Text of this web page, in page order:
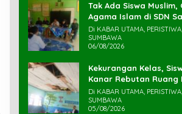
Tak Ada Siswa Muslim,
Agama Islam di SDN
Maras Terkatung-
Di KABAR UTAMA,
SUMBAWA
06/08/2026
Kekurangan Kelas,
Kanar Rebutan Ruang
Di KABAR UTAMA,
SUMBAWA
05/08/2026